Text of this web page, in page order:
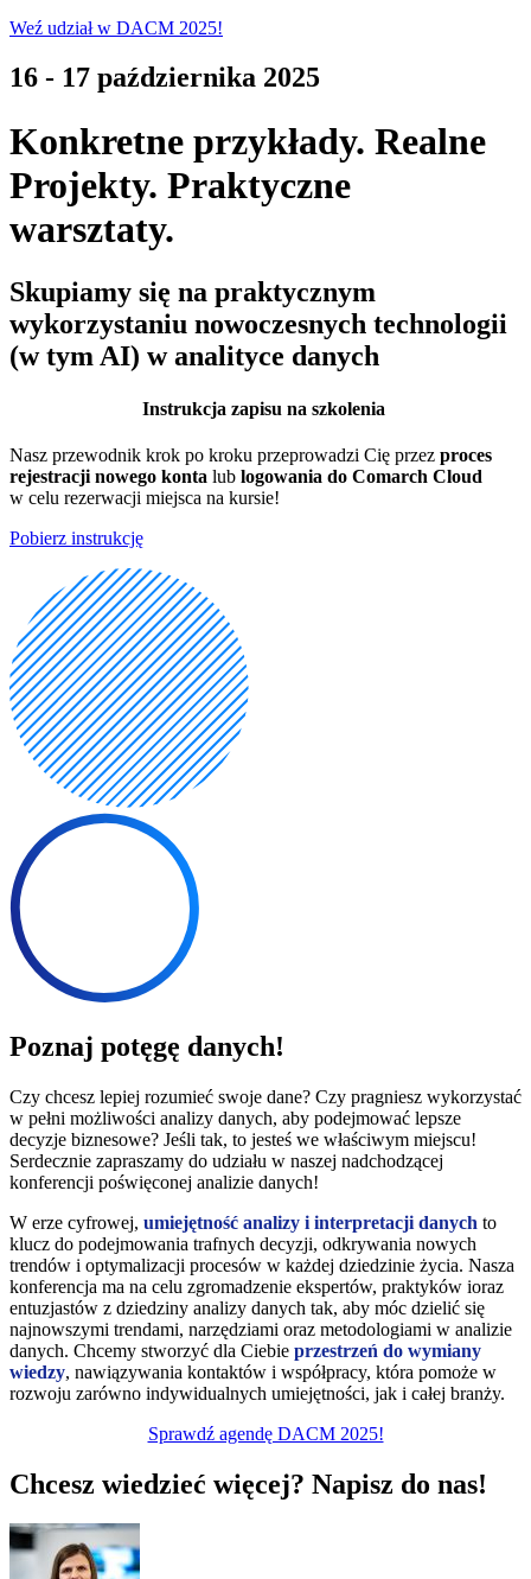
Weź udział w DACM 2025!
16 - 17 października 2025
Konkretne przykłady. Realne
Projekty. Praktyczne
warsztaty.
Skupiamy się na praktycznym
wykorzystaniu nowoczesnych technologii
(w tym AI) w analityce danych
Instrukcja zapisu na szkolenia
Nasz przewodnik krok po kroku przeprowadzi Cię przez proces
rejestracji nowego konta lub logowania do Comarch Cloud
w celu rezerwacji miejsca na kursie!
Pobierz instrukcję
Poznaj potęgę danych!
Czy chcesz lepiej rozumieć swoje dane? Czy pragniesz wykorzystać
w pełni możliwości analizy danych, aby podejmować lepsze
decyzje biznesowe? Jeśli tak, to jesteś we właściwym miejscu!
Serdecznie zapraszamy do udziału w naszej nadchodzącej
konferencji poświęconej analizie danych!
W erze cyfrowej, umiejętność analizy i interpretacji danych to
klucz do podejmowania trafnych decyzji, odkrywania nowych
trendów i optymalizacji procesów w każdej dziedzinie życia. Nasza
konferencja ma na celu zgromadzenie ekspertów, praktyków ioraz
entuzjastów z dziedziny analizy danych tak, aby móc dzielić się
najnowszymi trendami, narzędziami oraz metodologiami w analizie
danych. Chcemy stworzyć dla Ciebie przestrzeń do wymiany
wiedzy, nawiązywania kontaktów i współpracy, która pomoże w
rozwoju zarówno indywidualnych umiejętności, jak i całej branży.
Sprawdź agendę DACM 2025!
Chcesz wiedzieć więcej? Napisz do nas!